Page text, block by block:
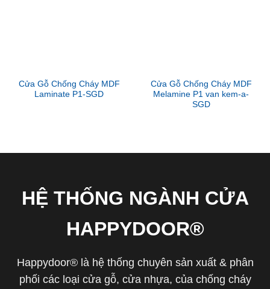
Cửa Gỗ Chống Cháy MDF
Laminate P1-SGD
Cửa Gỗ Chống Cháy MDF
Melamine P1 van kem-a-
SGD
HỆ THỐNG NGÀNH CỬA
HAPPYDOOR®
Happydoor® là hệ thống chuyên sản xuất & phân
phối các loại cửa gỗ, cửa nhựa, của chống cháy